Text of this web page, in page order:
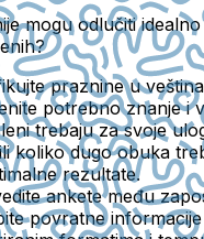
mogu odlučiti
praznine u
potrebno znanje i
trebaju za svoje
koliko dugo obuka
rezultate.
ankete među
povratne